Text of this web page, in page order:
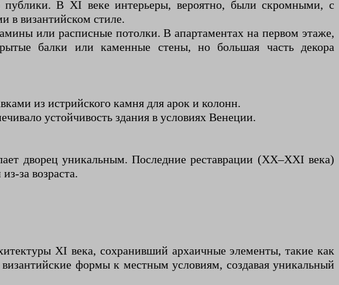
В XI веке интерьеры, вероятно, были скромными, с
в византийском стиле.
или расписные потолки. В апартаментах на первом этаже,
балки или каменные стены, но большая часть декора
из истрийского камня для арок и колонн.
устойчивость здания в условиях Венеции.
дворец уникальным. Последние реставрации (XX–XXI века)
за возраста.
XI века, сохранивший архаичные элементы, такие как
формы к местным условиям, создавая уникальный